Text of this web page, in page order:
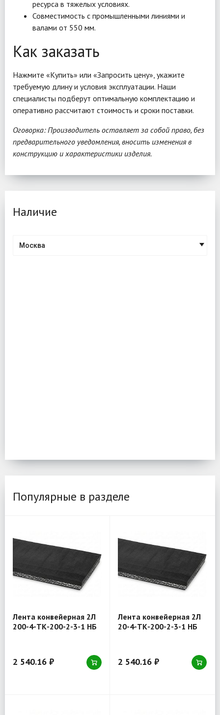
ресурса в тяжелых условиях.
Совместимость с промышленными линиями и
валами от 550 мм.
Как заказать
Нажмите «Купить» или «Запросить цену», укажите
требуемую длину и условия эксплуатации. Наши
специалисты подберут оптимальную комплектацию и
оперативно рассчитают стоимость и сроки поставки.
Оговорка: Производитель оставляет за собой право, без
предварительного уведомления, вносить изменения в
конструкцию и характеристики изделия.
Наличие
Москва
Популярные в разделе
Лента конвейерная 2Л
200-4-ТК-200-2-3-1 НБ
2 540.16 ₽
Лента конвейерная 2Л
20-4-ТК-200-2-3-1 НБ
2 540.16 ₽